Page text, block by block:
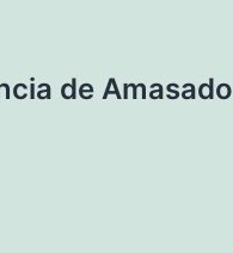
de Amasado